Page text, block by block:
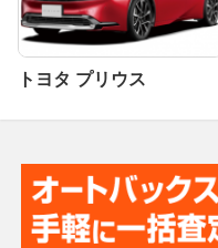
トヨタ プリウス